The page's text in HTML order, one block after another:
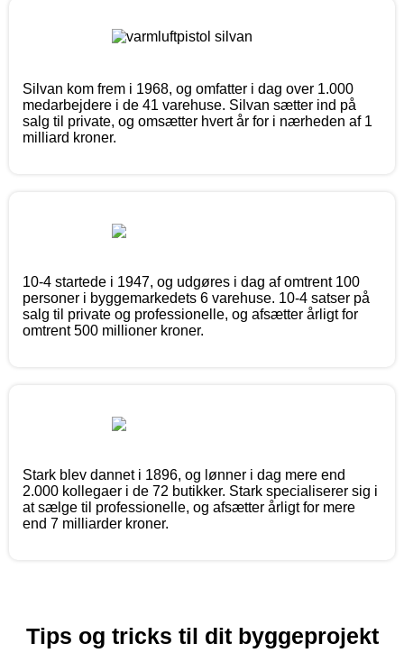
Silvan kom frem i 1968, og omfatter i dag over 1.000
medarbejdere i de 41 varehuse. Silvan sætter ind på
salg til private, og omsætter hvert år for i nærheden af 1
milliard kroner.
10-4 startede i 1947, og udgøres i dag af omtrent 100
personer i byggemarkedets 6 varehuse. 10-4 satser på
salg til private og professionelle, og afsætter årligt for
omtrent 500 millioner kroner.
Stark blev dannet i 1896, og lønner i dag mere end
2.000 kollegaer i de 72 butikker. Stark specialiserer sig i
at sælge til professionelle, og afsætter årligt for mere
end 7 milliarder kroner.
Tips og tricks til dit byggeprojekt